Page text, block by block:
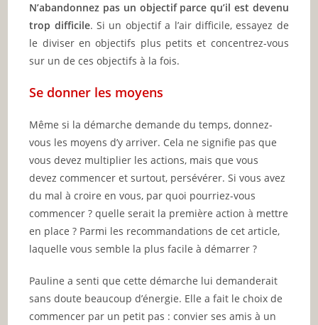
N’abandonnez pas un objectif parce qu’il est devenu
trop difficile. Si un objectif a l’air difficile, essayez de
le diviser en objectifs plus petits et concentrez-vous
sur un de ces objectifs à la fois.
Se donner les moyens
Même si la démarche demande du temps, donnez-
vous les moyens d’y arriver. Cela ne signifie pas que
vous devez multiplier les actions, mais que vous
devez commencer et surtout, persévérer. Si vous avez
du mal à croire en vous, par quoi pourriez-vous
commencer ? quelle serait la première action à mettre
en place ? Parmi les recommandations de cet article,
laquelle vous semble la plus facile à démarrer ?
Pauline a senti que cette démarche lui demanderait
sans doute beaucoup d’énergie. Elle a fait le choix de
commencer par un petit pas : convier ses amis à un